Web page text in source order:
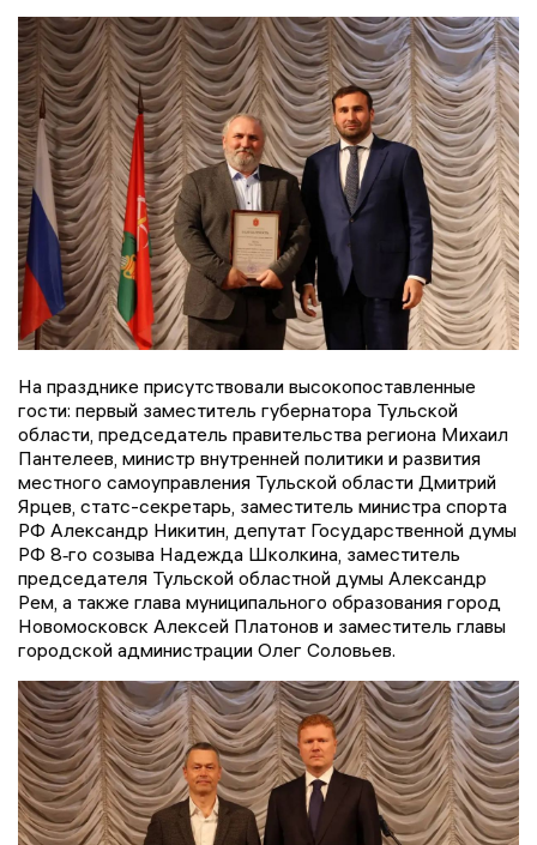
На празднике присутствовали высокопоставленные
гости: первый заместитель губернатора Тульской
области, председатель правительства региона Михаил
Пантелеев, министр внутренней политики и развития
местного самоуправления Тульской области Дмитрий
Ярцев, статс-секретарь, заместитель министра спорта
РФ Александр Никитин, депутат Государственной думы
РФ 8‑го созыва Надежда Школкина, заместитель
председателя Тульской областной думы Александр
Рем, а также глава муниципального образования город
Новомосковск Алексей Платонов и заместитель главы
городской администрации Олег Соловьев.